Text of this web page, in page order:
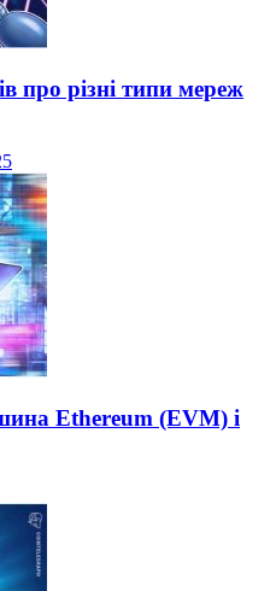
про різні типи мереж
Ethereum (EVM) і